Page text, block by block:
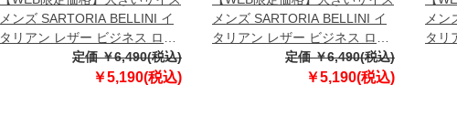
メンズ SARTORIA BELLINI イ
タリアン レザー ビジネス ロン
グベルト ロングサイズ azbl-
定価 ￥6,490(税込)
￥5,190(税込)
メンズ SARTORIA BELLINI イ
タリアン レザー ビジネス ロン
グベルト ロングサイズ azbl-
定価 ￥6,490(税込)
￥5,190(税込)
メン
タリ
グ